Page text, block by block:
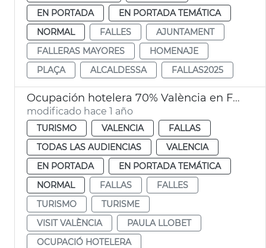
EN PORTADA
EN PORTADA TEMÁTICA
NORMAL
FALLES
AJUNTAMENT
FALLERAS MAYORES
HOMENAJE
PLAÇA
ALCALDESSA FALLAS2025
Ocupación hotelera 70% València en Fallas
modificado hace 1 año
TURISMO VALENCIA
FALLAS
TODAS LAS AUDIENCIAS
VALENCIA
EN PORTADA
EN PORTADA TEMÁTICA
NORMAL
FALLAS
FALLES
TURISMO
TURISME
VISIT VALÈNCIA
PAULA LLOBET
OCUPACIÓ HOTELERA